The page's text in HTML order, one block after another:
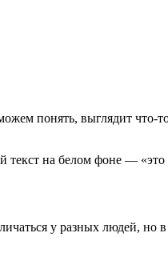
понять, выглядит
на белом фоне — «это
у разных людей, но